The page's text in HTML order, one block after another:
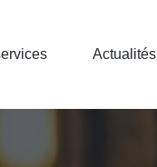
Actualités